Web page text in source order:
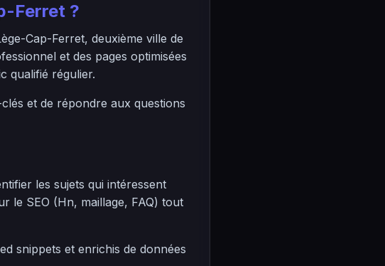
Ferret ?
Cap-Ferret, deuxième ville de
et des pages optimisées
qualifié régulier.
et de répondre aux questions
les sujets qui intéressent
le SEO (Hn, maillage, FAQ) tout
snippets et enrichis de données